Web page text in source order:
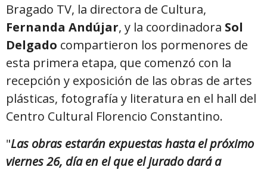
Bragado TV, la directora de Cultura,
Fernanda Andújar, y la coordinadora Sol
Delgado compartieron los pormenores de
esta primera etapa, que comenzó con la
recepción y exposición de las obras de artes
plásticas, fotografía y literatura en el hall del
Centro Cultural Florencio Constantino.
"Las obras estarán expuestas hasta el próximo
viernes 26, día en el que el jurado dará a